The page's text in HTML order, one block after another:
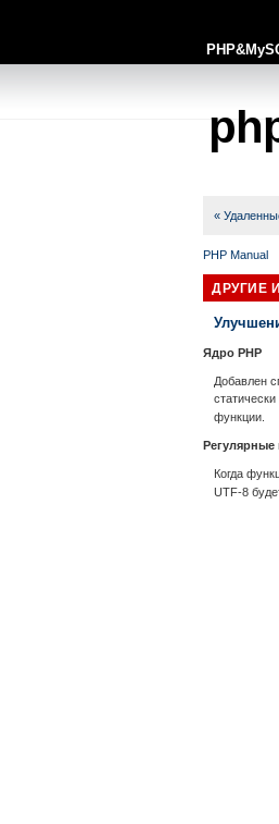
«
PHP Manual
ДРУГИЕ
Ядро PHP
Добавлен
функции.
Регулярные
Когда
UTF-8